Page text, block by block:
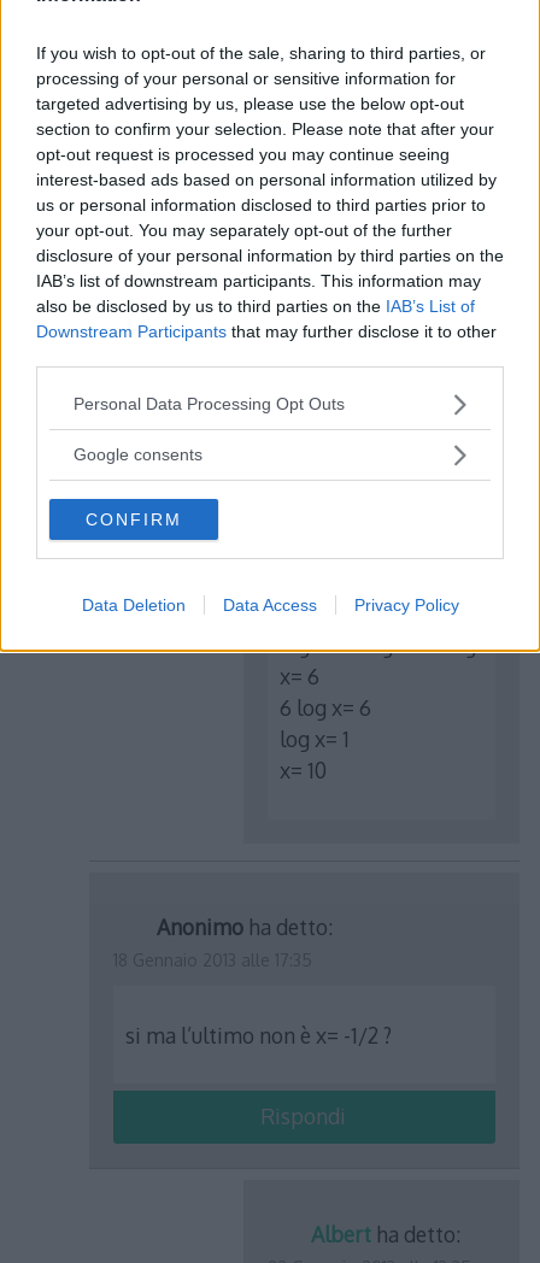
If you wish to opt-out of the sale, sharing to third parties, or
processing of your personal or sensitive information for
targeted advertising by us, please use the below opt-out
section to confirm your selection. Please note that after your
opt-out request is processed you may continue seeing
interest-based ads based on personal information utilized by
us or personal information disclosed to third parties prior to
your opt-out. You may separately opt-out of the further
disclosure of your personal information by third parties on the
IAB’s list of downstream participants. This information may
also be disclosed by us to third parties on the IAB’s List of
Downstream Participants that may further disclose it to other
Please note that this website/app uses one or more Google
not limited to your visit or usage behaviour. You may click to
use your data for below specified purposes in below Google
consent section.
Personal Data Processing Opt Outs
Google consents
CONFIRM
Data Deletion Data Access Privacy Policy
sonia conforti ha detto:
22 Novembre 2013 alle 23:36
potete aiutarmi a svolgere questo
esercizio?
logx + log x(elevato alla 2°) + log x(
elevato alla 3°)= 6 risultato: x=10
Rispondi
log x + 2 log x + 3 log
x= 6
6 log x= 6
log x= 1
x= 10
Anonimo ha detto:
si ma l’ultimo non è x= -1/2 ?
Rispondi
Albert ha detto: